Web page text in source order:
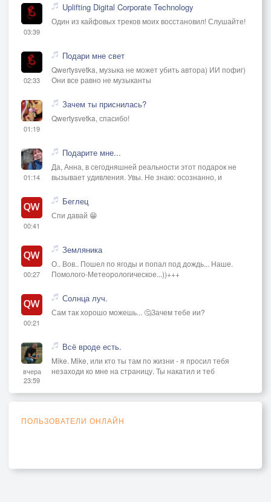
03:39
Uplifting Digital Corporate Technology
Один из кайфовых треков моих восстановил! Слушайте!
02:33
Подари мне свет
Qwertysvetka, музыка не может убить автора) ИИ пофиг)
Они все равно не музыканты
01:19
Зачем ты приснилась?
Qwertysvetka, спасибо!
01:14
Подарите мне...
Да, Анна, в сегодняшней реальности этот подарок не
вызывает удивления. Увы. Не знаю: осознанно, и
00:41
Беглец
Спи давай 😁
00:27
Земляника
О.. Вов.. Пошел по ягоды и попал под дождь... Наше.
Помолого-Метеорологическое...))+++
00:21
Солнца луч.
Сам так хорошо можешь... 🤔Зачем тебе ии?
вчера
23:59
Всё вроде есть.
Mike. Mike, или кто ты там по жизни - я просил тебя
незаходи ко мне на страницу. Ты накатил и теб
ПОЛЬЗОВАТЕЛИ ОНЛАЙН